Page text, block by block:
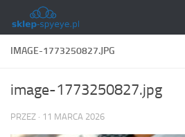
Skip to content
IMAGE-1773250827.JPG
image-1773250827.jpg
PRZEZ · 11 MARCA 2026